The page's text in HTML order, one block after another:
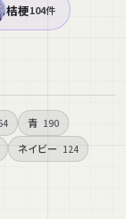
桔梗104件
青 190
ネイビー 124